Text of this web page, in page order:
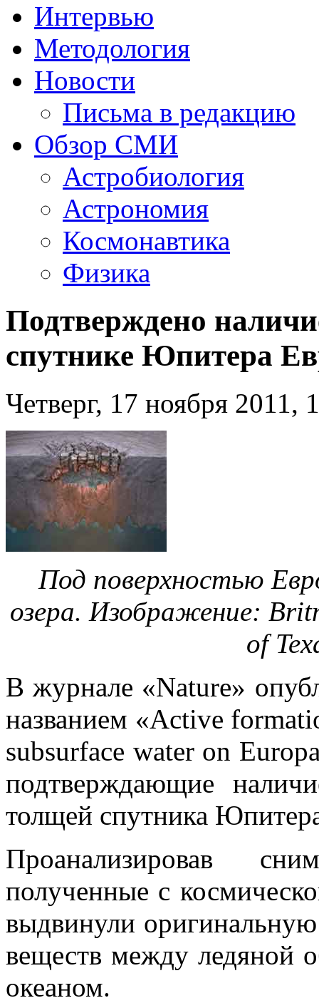
Интервью
Методология
Новости
Письма в редакцию
Обзор СМИ
Астробиология
Астрономия
Космонавтика
Физика
Подтверждено
спутнике Юпитера
Четверг, 17 ноября 2011,
Под поверхностью
озера. Изображение:
of
В журнале «Nature»
названием «Active
subsurface water on
подтверждающие
толщей спутника
Проанализировав
полученные с
выдвинули
веществ между ледяной
океаном.